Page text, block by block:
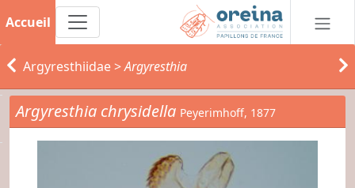
Accueil
Argyresthiidae>Argyresthia
Argyresthia chrysidella Peyerimhoff, 1877